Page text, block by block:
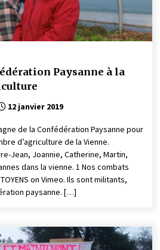
Paysanne à la
12 janvier 2019
de la Confédération Paysanne pour
d’agriculture de la Vienne.
Jean, Joannie, Catherine, Martin,
dans la vienne. 1 Nos combats
on Vimeo. Ils sont militants,
paysanne. […]